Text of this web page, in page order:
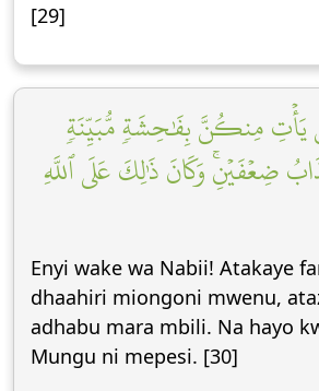
[29]
يَأۡتِ مِنكُنَّ بِفَٰحِشَةٖ مُّبَيِّنَةٖ
ضِعۡفَيۡنِۚ وَكَانَ ذَٰلِكَ عَلَى ٱللَّهِ
Enyi wake wa Nabii! Atakaye
dhaahiri miongoni mwenu,
adhabu mara mbili. Na hayo
Mungu ni mepesi. [30]